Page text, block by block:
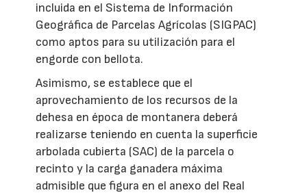
incluida en el Sistema de Información
Geográfica de Parcelas Agrícolas (SIGPAC)
como aptos para su utilización para el
engorde con bellota.
Asimismo, se establece que el
aprovechamiento de los recursos de la
dehesa en época de montanera deberá
realizarse teniendo en cuenta la superficie
arbolada cubierta (SAC) de la parcela o
recinto y la carga ganadera máxima
admisible que figura en el anexo del Real